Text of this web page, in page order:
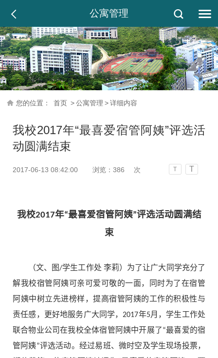
公寓管理
您的位置： 首页 > 公寓管理 > 详细内容
我校2017年“最喜爱宿管阿姨”评选活
动圆满结束
2017-06-13 08:42:00 浏览：386 次 T T
我校2017年“最喜爱宿管阿姨”评选活动圆满结
束
（文、图/学生工作处 李莉）为了让广大同学充分了
解我校宿管阿姨可亲可爱可敬的一面，同时为了在宿管
阿姨中树立先进榜样，提高宿管阿姨的工作的积极性与
责任感，更好地服务广大同学，2017年5月，学生工作处
联合物业公司在我校全体宿管阿姨中开展了“最喜爱的宿
管阿姨”评选活动。 经过易班、微时空及学生现场投票，